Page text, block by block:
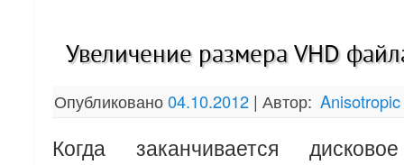
Увеличение размера VHD
Опубликовано 04.10.2012 |Автор: Anisotropic
Когда заканчивается